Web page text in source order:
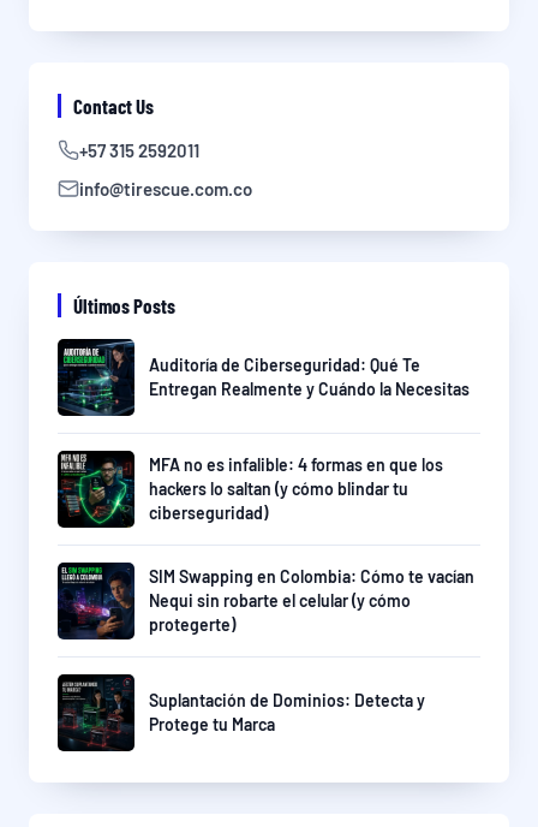
Contact Us
+57 315 2592011
info@tirescue.com.co
Últimos Posts
Auditoría de Ciberseguridad: Qué Te
Entregan Realmente y Cuándo la Necesitas
MFA no es infalible: 4 formas en que los
hackers lo saltan (y cómo blindar tu
ciberseguridad)
SIM Swapping en Colombia: Cómo te vacían
Nequi sin robarte el celular (y cómo
protegerte)
Suplantación de Dominios: Detecta y
Protege tu Marca